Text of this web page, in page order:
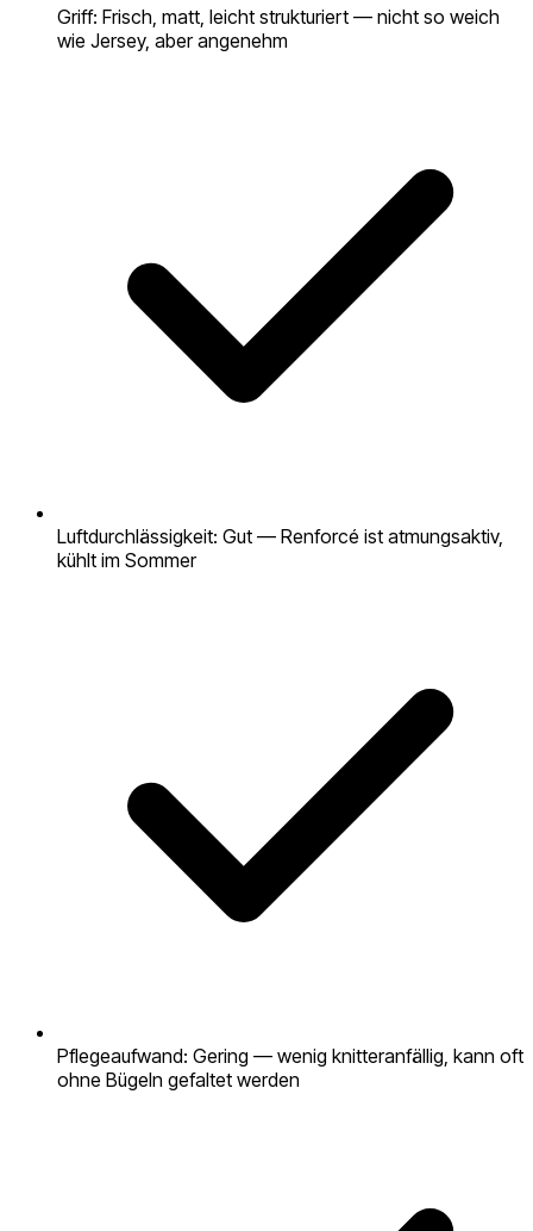
Griff: Frisch, matt, leicht strukturiert — nicht so weich
wie Jersey, aber angenehm
Luftdurchlässigkeit: Gut — Renforcé ist atmungsaktiv,
kühlt im Sommer
Pflegeaufwand: Gering — wenig knitteranfällig, kann oft
ohne Bügeln gefaltet werden